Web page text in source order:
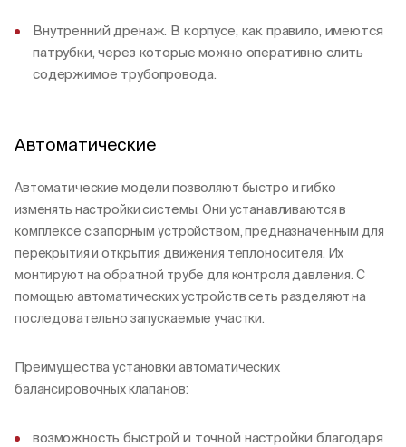
Внутренний дренаж. В корпусе, как правило, имеются
патрубки, через которые можно оперативно слить
содержимое трубопровода.
Автоматические
Автоматические модели позволяют быстро и гибко
изменять настройки системы. Они устанавливаются в
комплексе с запорным устройством, предназначенным для
перекрытия и открытия движения теплоносителя. Их
монтируют на обратной трубе для контроля давления. С
помощью автоматических устройств сеть разделяют на
последовательно запускаемые участки.
Преимущества установки автоматических
балансировочных клапанов:
возможность быстрой и точной настройки благодаря